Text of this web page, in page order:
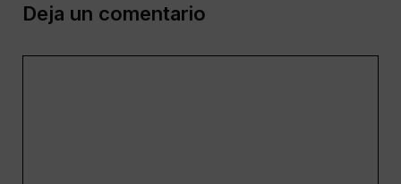
Deja un comentario